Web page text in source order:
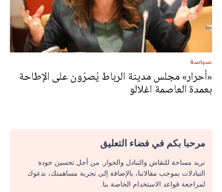
سياسة
«أحرار» مجلس مدينة الرباط يُصرّون على الإطاحة
بعمدة العاصمة اغلالو
مرحبا بكم في فضاء التعليق
نريد مساحة للنقاش والتبادل والحوار. من أجل تحسين جودة
التبادلات بموجب مقالاتنا، بالإضافة إلى تجربة مساهمتك، ندعوك
لمراجعة قواعد الاستخدام الخاصة بنا.